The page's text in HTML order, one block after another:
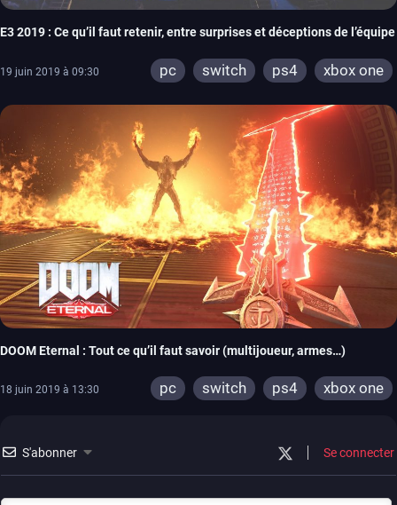
E3 2019 : Ce qu’il faut retenir, entre surprises et déceptions de l’équipe
19 juin 2019 à 09:30 pc switch ps4 xbox one
DOOM Eternal : Tout ce qu’il faut savoir (multijoueur, armes…)
18 juin 2019 à 13:30 pc switch ps4 xbox one
S'abonner Se connecter